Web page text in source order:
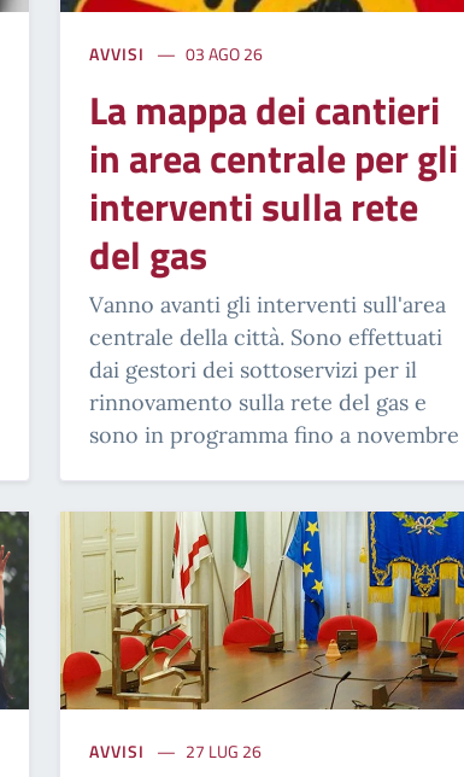
AVVISI 03 AGO 26
La mappa dei cantieri
in area centrale per gli
interventi sulla rete
del gas
Vanno avanti gli interventi sull'area
centrale della città. Sono effettuati
dai gestori dei sottoservizi per il
rinnovamento sulla rete del gas e
sono in programma fino a novembre
AVVISI 27 LUG 26